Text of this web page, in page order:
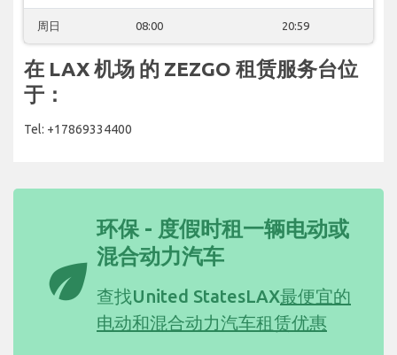
周日 08:00 20:59
在 LAX 机场 的 ZEZGO 租赁服务台位
于：
Tel: +17869334400
eco
环保 - 度假时租一辆电动或
混合动力汽车
查找United StatesLAX最便宜的
电动和混合动力汽车租赁优惠